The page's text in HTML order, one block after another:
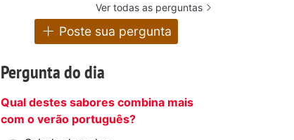
Ver todas as perguntas
Poste sua pergunta
Pergunta do dia
Qual destes sabores combina mais
com o verão português?